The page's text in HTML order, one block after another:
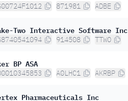
871981 ADBE
Two Interactive Software Inc
914508 TTWO
BP ASA
A0LHC1 AKRBP
Pharmaceuticals Inc